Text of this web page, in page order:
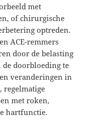
met
of chirurgische
optreden.
ACE-remmers
door de belasting
doorbloeding te
veranderingen in
regelmatige
met roken,
hartfunctie.